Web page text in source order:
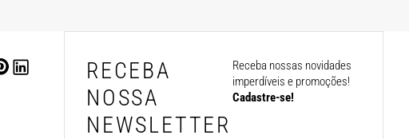
RECEBA
NOSSA
NEWSLETTER
Receba nossas novidades
imperdíveis e promoções!
Cadastre-se!